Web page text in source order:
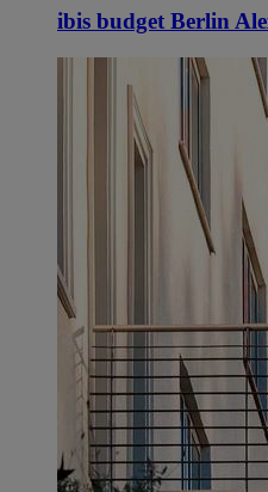
ibis budget Berlin